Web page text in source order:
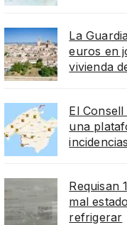
La
euros en
vivienda
El
una
Requisan
mal
refrigerar